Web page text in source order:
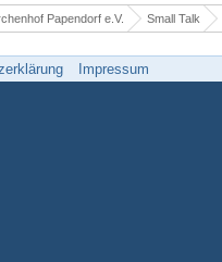
Papendorf e.V. Small Talk
Impressum